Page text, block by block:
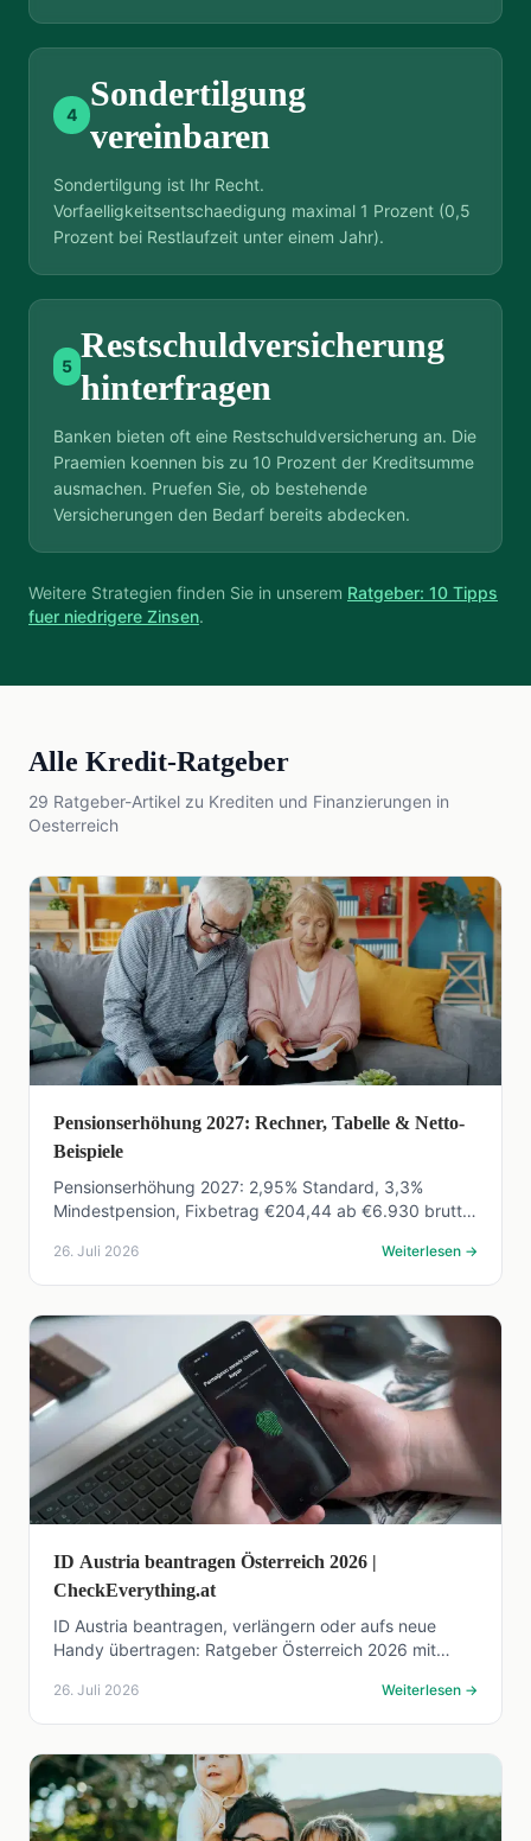
4
Sondertilgung
vereinbaren
Sondertilgung ist Ihr Recht.
Vorfaelligkeitsentschaedigung maximal 1 Prozent (0,5
Prozent bei Restlaufzeit unter einem Jahr).
5
Restschuldversicherung
hinterfragen
Banken bieten oft eine Restschuldversicherung an. Die
Praemien koennen bis zu 10 Prozent der Kreditsumme
ausmachen. Pruefen Sie, ob bestehende
Versicherungen den Bedarf bereits abdecken.
Weitere Strategien finden Sie in unserem Ratgeber: 10 Tipps
fuer niedrigere Zinsen.
Alle Kredit-Ratgeber
29 Ratgeber-Artikel zu Krediten und Finanzierungen in
Oesterreich
Pensionserhöhung 2027: Rechner, Tabelle & Netto-
Beispiele
Pensionserhöhung 2027: 2,95% Standard, 3,3%
Mindestpension, Fixbetrag €204,44 ab €6.930 brutto.
Österreich.
26. Juli 2026 Weiterlesen →
ID Austria beantragen Österreich 2026 |
CheckEverything.at
ID Austria beantragen, verlängern oder aufs neue
Handy übertragen: Ratgeber Österreich 2026 mit
informieren!
26. Juli 2026 Weiterlesen →